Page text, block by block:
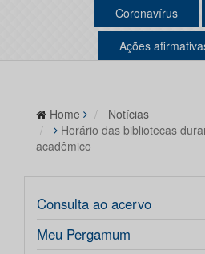
Coronavírus
Ações
Home
Notícias
Horário das bibliotecas
acadêmico
Consulta ao acervo
Meu Pergamum